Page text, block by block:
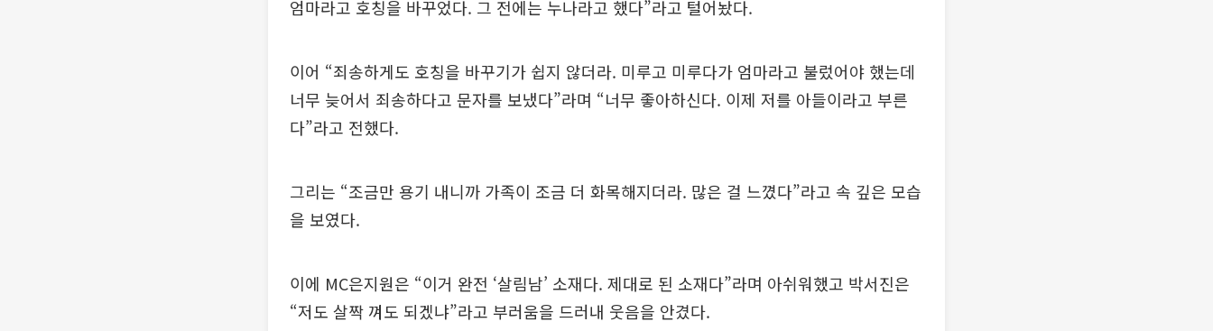
엄마라고 호칭을 바꾸었다. 그 전에는 누나라고 했다”라고 털어놨다.
이어 “죄송하게도 호칭을 바꾸기가 쉽지 않더라. 미루고 미루다가 엄마라고 불렀어야 했는데
너무 늦어서 죄송하다고 문자를 보냈다”라며 “너무 좋아하신다. 이제 저를 아들이라고 부른
다”라고 전했다.
그리는 “조금만 용기 내니까 가족이 조금 더 화목해지더라. 많은 걸 느꼈다”라고 속 깊은 모습
을 보였다.
이에 MC은지원은 “이거 완전 ‘살림남’ 소재다. 제대로 된 소재다”라며 아쉬워했고 박서진은
“저도 살짝 껴도 되겠냐”라고 부러움을 드러내 웃음을 안겼다.